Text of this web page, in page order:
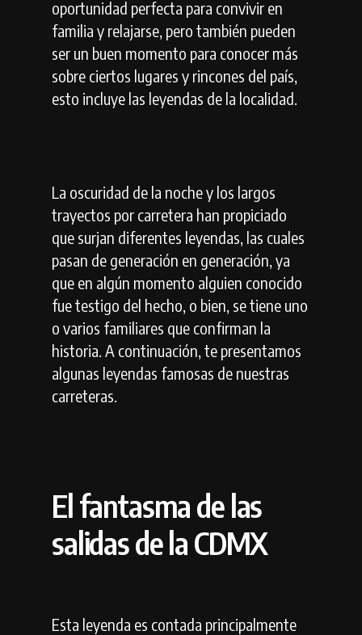
oportunidad perfecta para convivir en
familia y relajarse, pero también pueden
ser un buen momento para conocer más
sobre ciertos lugares y rincones del país,
esto incluye las leyendas de la localidad.
La oscuridad de la noche y los largos
trayectos por carretera han propiciado
que surjan diferentes leyendas, las cuales
pasan de generación en generación, ya
que en algún momento alguien conocido
fue testigo del hecho, o bien, se tiene uno
o varios familiares que confirman la
historia. A continuación, te presentamos
algunas leyendas famosas de nuestras
carreteras.
El fantasma de las
salidas de la CDMX
Esta leyenda es contada principalmente